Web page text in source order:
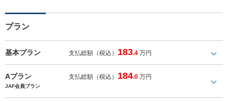
プラン
基本プラン 支払総額（税込） 183.4 万円
Aプラン 支払総額（税込） 184.0 万円
JAF会員プラン